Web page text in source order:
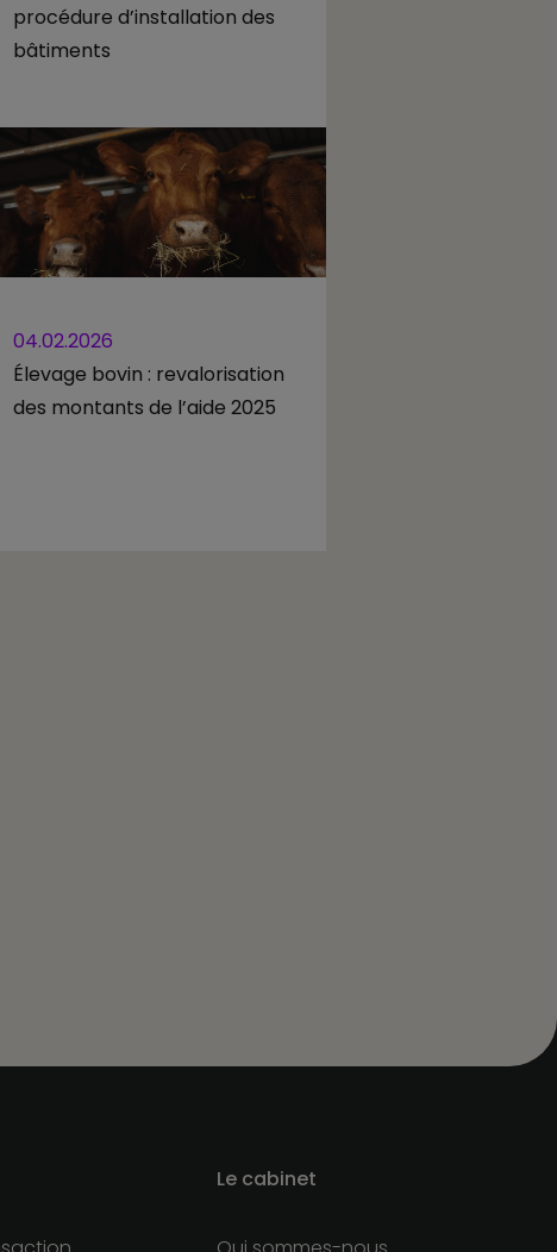
procédure d’installation des
bâtiments
04.02.2026
Élevage bovin : revalorisation
des montants de l’aide 2025
Le cabinet